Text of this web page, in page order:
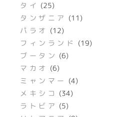
タイ (25)
タンザニア (11)
パラオ (12)
フィンランド
(19)
ブータン (6)
マカオ (6)
ミャンマー (4)
メキシコ (34)
ラトビア (5)